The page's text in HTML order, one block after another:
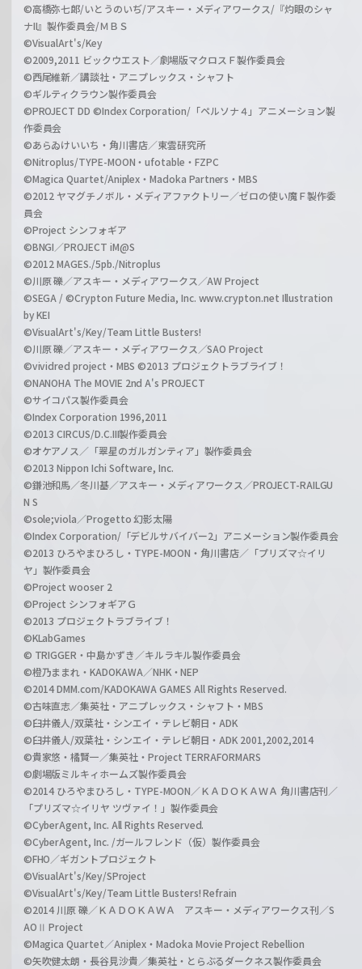
©高橋弥七郎/いとうのいぢ/アスキー・メディアワークス/『灼眼のシャ
ナII』製作委員会/ＭＢＳ
©VisualArt's/Key
©2009,2011 ビックウエスト／劇場版マクロスＦ製作委員会
©西尾維新／講談社・アニプレックス・シャフト
©ギルティクラウン製作委員会
©PROJECT DD ©Index Corporation/「ペルソナ４」アニメーション製
作委員会
©あらゐけいいち・角川書店／東雲研究所
©Nitroplus/TYPE-MOON・ufotable・FZPC
©Magica Quartet/Aniplex・Madoka Partners・MBS
©2012 ヤマグチノボル・メディアファクトリー／ゼロの使い魔Ｆ製作委
員会
©Project シンフォギア
©BNGI／PROJECT iM@S
©2012 MAGES./5pb./Nitroplus
©川原 礫／アスキー・メディアワークス／AW Project
©SEGA / ©Crypton Future Media, Inc. www.crypton.net Illustration
by KEI
©VisualArt's/Key/Team Little Busters!
©川原 礫／アスキー・メディアワークス／SAO Project
©vividred project・MBS ©2013 プロジェクトラブライブ！
©NANOHA The MOVIE 2nd A's PROJECT
©サイコパス製作委員会
©Index Corporation 1996,2011
©2013 CIRCUS/D.C.III製作委員会
©オケアノス／「翠星のガルガンティア」製作委員会
©2013 Nippon Ichi Software, Inc.
©鎌池和馬／冬川基／アスキー・メディアワークス／PROJECT-RAILGU
N S
©sole;viola／Progetto 幻影太陽
©Index Corporation/「デビルサバイバー2」アニメーション製作委員会
©2013 ひろやまひろし・TYPE-MOON・角川書店／「プリズマ☆イリ
ヤ」製作委員会
©Project wooser 2
©Project シンフォギアＧ
©2013 プロジェクトラブライブ！
©KLabGames
© TRIGGER・中島かずき／キルラキル製作委員会
©橙乃ままれ・KADOKAWA／NHK・NEP
©2014 DMM.com/KADOKAWA GAMES All Rights Reserved.
©古味直志／集英社・アニプレックス・シャフト・MBS
©臼井儀人/双葉社・シンエイ・テレビ朝日・ADK
©臼井儀人/双葉社・シンエイ・テレビ朝日・ADK 2001,2002,2014
©貴家悠・橘賢一／集英社・Project TERRAFORMARS
©劇場版ミルキィホームズ製作委員会
©2014 ひろやまひろし・TYPE-MOON／ＫＡＤＯＫＡＷＡ 角川書店刊／
「プリズマ☆イリヤ ツヴァイ！」製作委員会
©CyberAgent, Inc. All Rights Reserved.
©CyberAgent, Inc. /ガールフレンド（仮）製作委員会
©FHO／ギガントプロジェクト
©VisualArt's/Key/SProject
©VisualArt's/Key/Team Little Busters! Refrain
©2014 川原 礫／ＫＡＤＯＫＡＷＡ アスキー・メディアワークス刊／S
AOⅡ Project
©Magica Quartet／Aniplex・Madoka Movie Project Rebellion
©矢吹健太朗・長谷見沙貴／集英社・とらぶるダークネス製作委員会